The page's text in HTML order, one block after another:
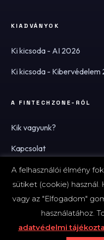
KIADVÁNYOK
Ki kicsoda - AI 2026
Ki kicsoda - Kibervédelem
A FINTECHZONE-RÓL
Kik vagyunk?
Kapcsolat
Hírlevél
© 2026 FinTechZone.hu - A
A felhasználói élmény
sütiket (cookie) használ.
vagy az "Elfogadom"
használatához.
adatvédelmi